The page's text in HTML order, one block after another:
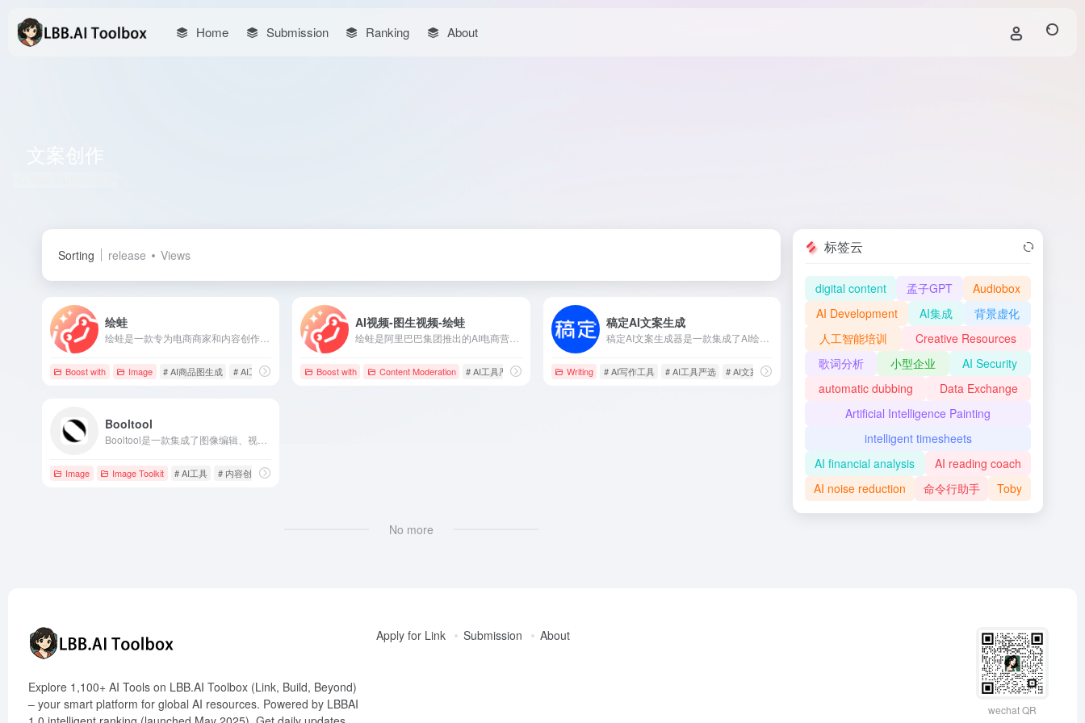
Home Submission Ranking About
Sorting release Views
绘蛙
Boost with Image # AI商品图生成 # AI工具严选 # AI效率提升
AI视频-图生视频-绘蛙
Boost with Content Moderation # AI工具严选 # AI推荐 # AI效率提升
稿定AI文案生成
Writing # AI写作工具 # AI工具严选 # AI文案生成器
Booltool
Image Image Toolkit # AI工具 # 内容创作
No more
标签云
digital content 孟子GPT
Audiobox
AI Development
AI集成
背景虚化
人工智能培训
Creative Resources
歌词分析
小型企业
AI Security
automatic dubbing
Data Exchange
Artificial Intelligence Painting
intelligent timesheets
AI financial analysis
AI reading coach
AI noise reduction
命令行助手 Toby
Explore 1,100+ AI Tools on LBB.AI Toolbox (Link, Build, Beyond)
– your smart platform for global AI resources. Powered by LBBAI
Apply for Link Submission About
wechat QR